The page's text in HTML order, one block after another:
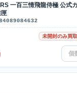
一百三情飛龍侍極 公式
未開封のみ買